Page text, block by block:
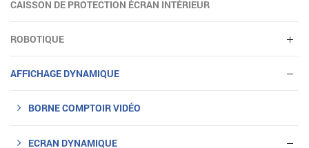
CAISSON DE PROTECTION ÉCRAN INTÉRIEUR
ROBOTIQUE
AFFICHAGE DYNAMIQUE
BORNE COMPTOIR VIDÉO
ECRAN DYNAMIQUE